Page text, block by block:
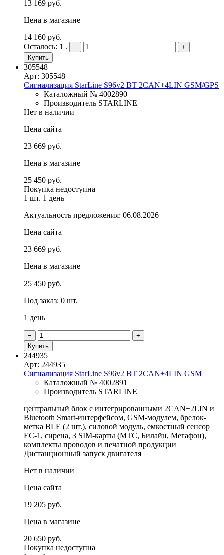
13 169 руб.
Цена в магазине
14 160 руб.
Осталось: 1 .
−
+
Купить
305548
Арт: 305548
Сигнализация StarLine S96v2 BT 2CAN+4LIN GSM/GPS
Каталожный № 4002890
Производитель STARLINE
Нет в наличии
Цена сайта
23 669 руб.
Цена в магазине
25 450 руб.
Покупка недоступна
1 шт. 1 день
Актуальность предложения: 06.08.2026
Цена сайта
23 669 руб.
Цена в магазине
25 450 руб.
Под заказ: 0 шт.
1 день
−
+
Купить
244935
Арт: 244935
Сигнализация StarLine S96v2 BT 2CAN+4LIN GSM
Каталожный № 4002891
Производитель STARLINE
центральный блок с интегрированными 2CAN+2LIN и
Bluetooth Smart-интерфейсом, GSM-модулем, брелок-
метка BLE (2 шт.), силовой модуль, емкостный сенсор
ЕС-1, сирена, 3 SIM-карты (МТС, Билайн, Мегафон),
комплекты проводов и печатной продукции
Дистанционный запуск двигателя
Нет в наличии
Цена сайта
19 205 руб.
Цена в магазине
20 650 руб.
Покупка недоступна